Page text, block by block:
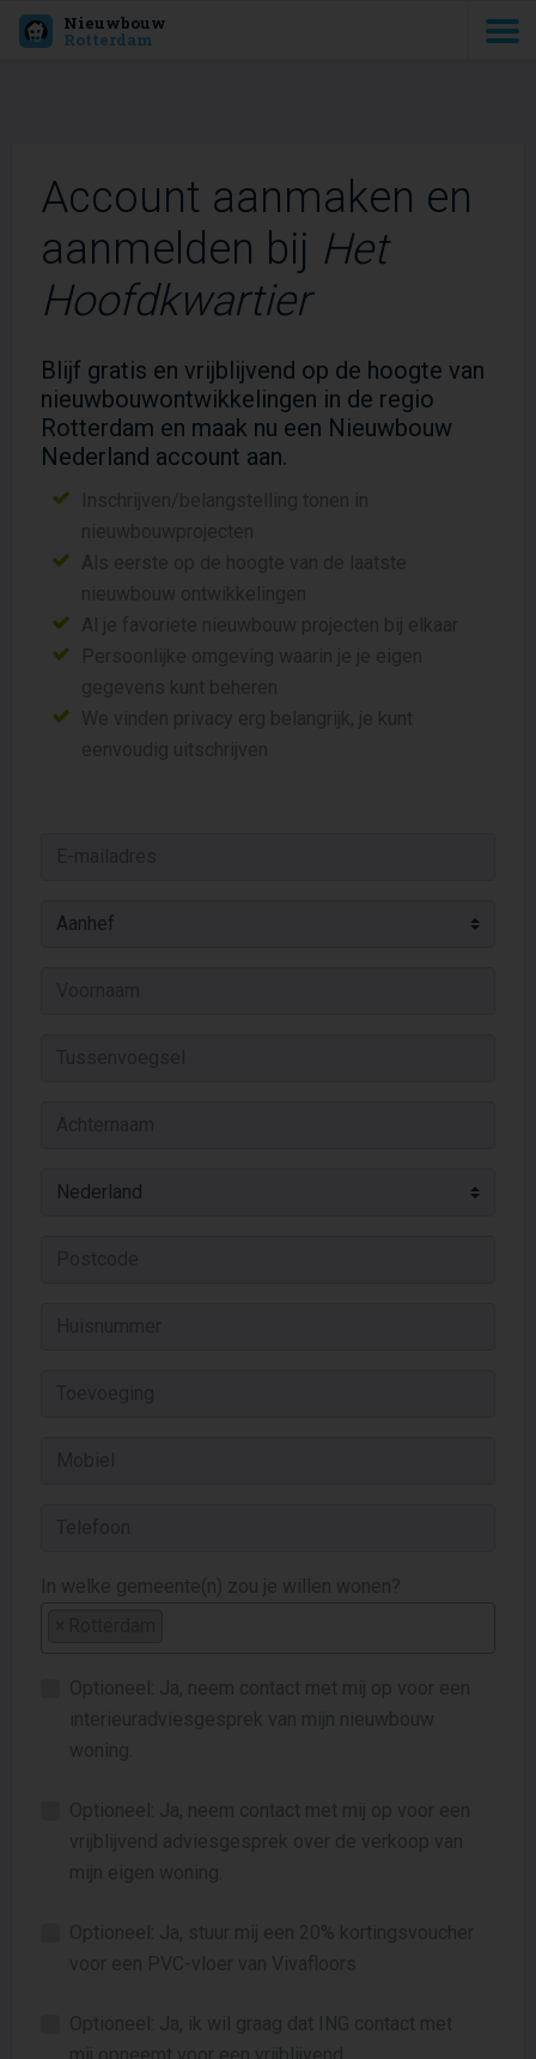
Nieuwbouw
Rotterdam
Account aanmaken en
aanmelden bij Het
Hoofdkwartier
Blijf gratis en vrijblijvend op de hoogte van
nieuwbouwontwikkelingen in de regio
Rotterdam en maak nu een Nieuwbouw
Nederland account aan.
Inschrijven/belangstelling tonen in
nieuwbouwprojecten
Als eerste op de hoogte van de laatste
nieuwbouw ontwikkelingen
Al je favoriete nieuwbouw projecten bij elkaar
Persoonlijke omgeving waarin je je eigen
gegevens kunt beheren
We vinden privacy erg belangrijk, je kunt
eenvoudig uitschrijven
In welke gemeente(n) zou je willen wonen?
Optioneel: Ja, neem contact met mij op voor een
interieuradviesgesprek van mijn nieuwbouw
woning.
Optioneel: Ja, neem contact met mij op voor een
vrijblijvend adviesgesprek over de verkoop van
mijn eigen woning.
Optioneel: Ja, stuur mij een 20% kortingsvoucher
voor een PVC-vloer van Vivafloors
Optioneel: Ja, ik wil graag dat ING contact met